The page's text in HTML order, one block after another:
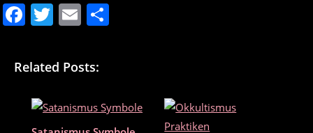
F
c
e
b
o
T
itt
er
E
ai
l
Related Posts: